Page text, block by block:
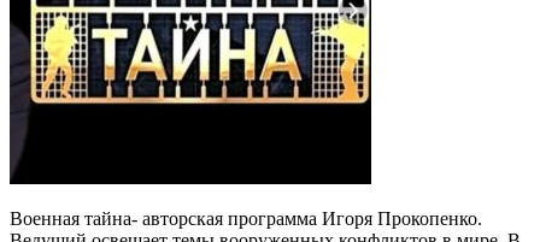
Военная тайна- авторская программа Игоря Прокопенко.